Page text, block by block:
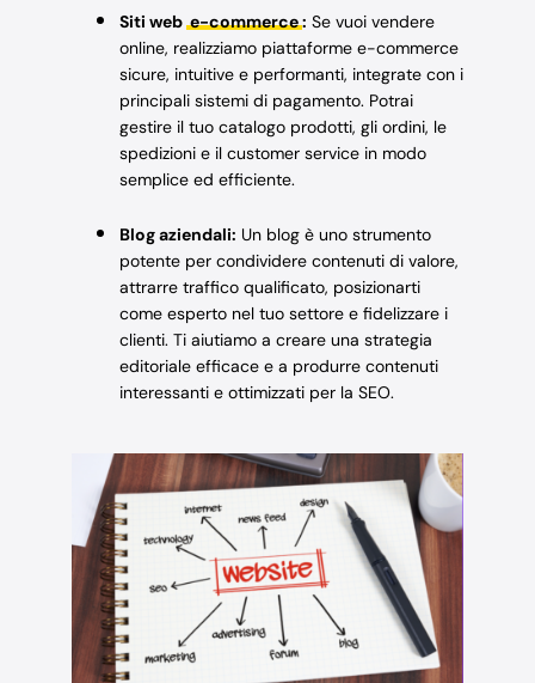
Siti web e-commerce: Se vuoi vendere
online, realizziamo piattaforme e-commerce
sicure, intuitive e performanti, integrate con i
principali sistemi di pagamento. Potrai
gestire il tuo catalogo prodotti, gli ordini, le
spedizioni e il customer service in modo
semplice ed efficiente.
Blog aziendali: Un blog è uno strumento
potente per condividere contenuti di valore,
attrarre traffico qualificato, posizionarti
come esperto nel tuo settore e fidelizzare i
clienti. Ti aiutiamo a creare una strategia
editoriale efficace e a produrre contenuti
interessanti e ottimizzati per la SEO.